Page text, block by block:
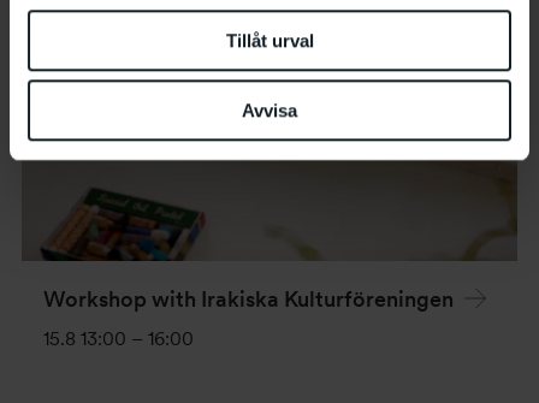
Tillåt urval
Avvisa
Workshop with Irakiska Kulturföreningen
15.8 13:00 – 16:00